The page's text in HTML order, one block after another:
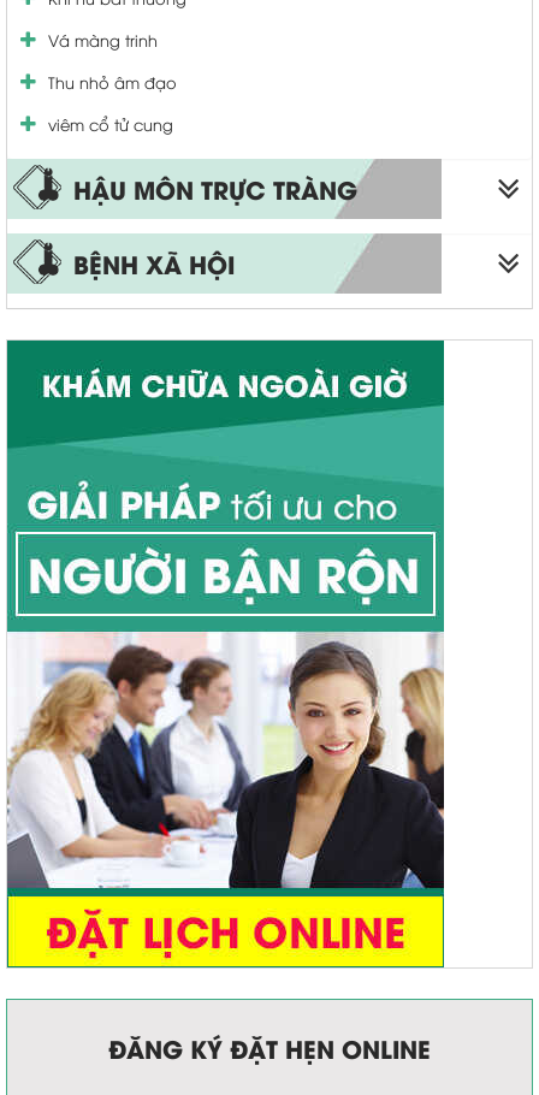
Tiểu nhiều tiểu buốt
Vá màng trinh
Thu nhỏ âm đạo
viêm cổ tử cung
HẬU MÔN TRỰC TRÀNG
Bệnh trĩ
Trĩ nội
Trĩ ngoại
Apxe hậu môn
Đại tiện ra máu
Nứt kẽ hậu môn
Ngứa hậu môn
Đại tiện khó
BỆNH XÃ HỘI
Bệnh lậu
Mụn rộp sinh dục
ĐĂNG KÝ ĐẶT HẸN ONLINE